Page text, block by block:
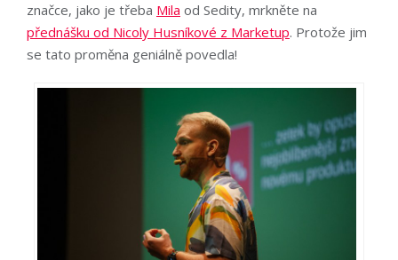
značce, jako je třeba Mila od Sedity, mrkněte na
přednášku od Nicoly Husníkové z Marketup. Protože jim
se tato proměna geniálně povedla!